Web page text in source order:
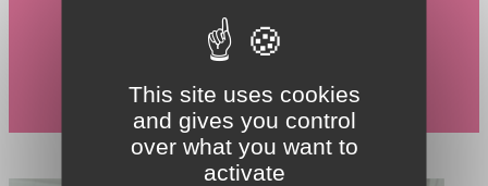
This site uses cookies
and gives you control
over what you want to
activate